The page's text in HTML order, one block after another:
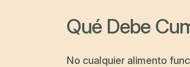
Qué Debe
No cualquier alimento